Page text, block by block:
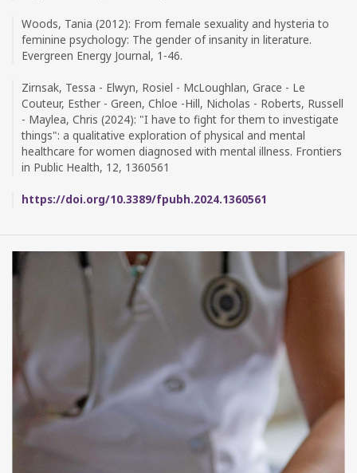
Woods, Tania (2012): From female sexuality and hysteria to
feminine psychology: The gender of insanity in literature.
Evergreen Energy Journal, 1-46.
Zirnsak, Tessa - Elwyn, Rosiel - McLoughlan, Grace - Le
Couteur, Esther - Green, Chloe -Hill, Nicholas - Roberts, Russell
- Maylea, Chris (2024): "I have to fight for them to investigate
things": a qualitative exploration of physical and mental
healthcare for women diagnosed with mental illness. Frontiers
in Public Health, 12, 1360561
https://doi.org/10.3389/fpubh.2024.1360561